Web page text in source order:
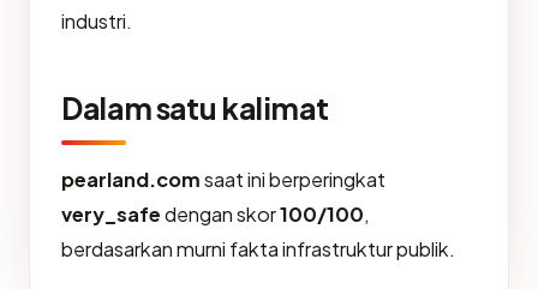
industri.
Dalam satu kalimat
pearland.comsaat ini berperingkat
very_safedengan skor100/100,
berdasarkan murni fakta infrastruktur publik.